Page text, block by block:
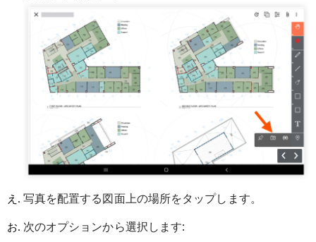
写真を配置する図面上の場所をタップします。
次のオプションから選択します: